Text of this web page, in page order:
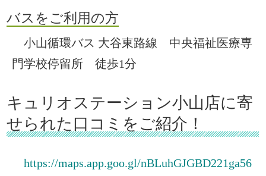
バスをご利用の方
小山循環バス 大谷東路線 中央福祉医療専
門学校停留所 徒歩1分
キュリオステーション小山店に寄
せられた口コミをご紹介！
https://maps.app.goo.gl/nBLuhGJGBD221ga56